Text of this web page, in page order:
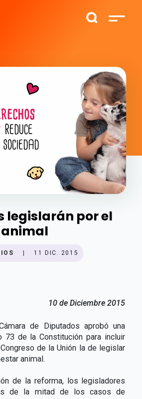
legislarán por el
11 DIC. 2015
10 de Diciembre 2015
de Diputados aprobó una
73 de la Constitución para incluir
de la Unión la de legislar
animal.
de la reforma, los legisladores
de la mitad de los casos de